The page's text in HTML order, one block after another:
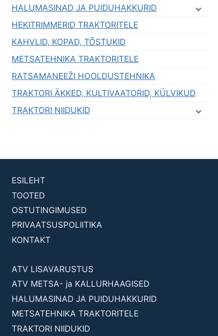
HALUMASINAD JA PUIDUHAKKURID
HEKITRIMMERID TRAKTORITELE
KAHVLID, KOPAD, TÕSTUKID
METSATEHNIKA TRAKTORITELE
RATSAMANEEŽI HOOLDUSTEHNIKA
TRAKTORI ÄKKED, KULTIVAATORID, KÜLVIKUD
TRAKTORI NIIDUKID
ESILEHT
TOOTED
OSTUTINGIMUSED
PRIVAATSUSPOLIITIKA
KONTAKT
ATV LISAVARUSTUS
ATV METSA- ja KALLURHAAGISED
HALUMASINAD JA PUIDUHAKKURID
METSATEHNIKA TRAKTORITELE
TRAKTORI NIIDUKID